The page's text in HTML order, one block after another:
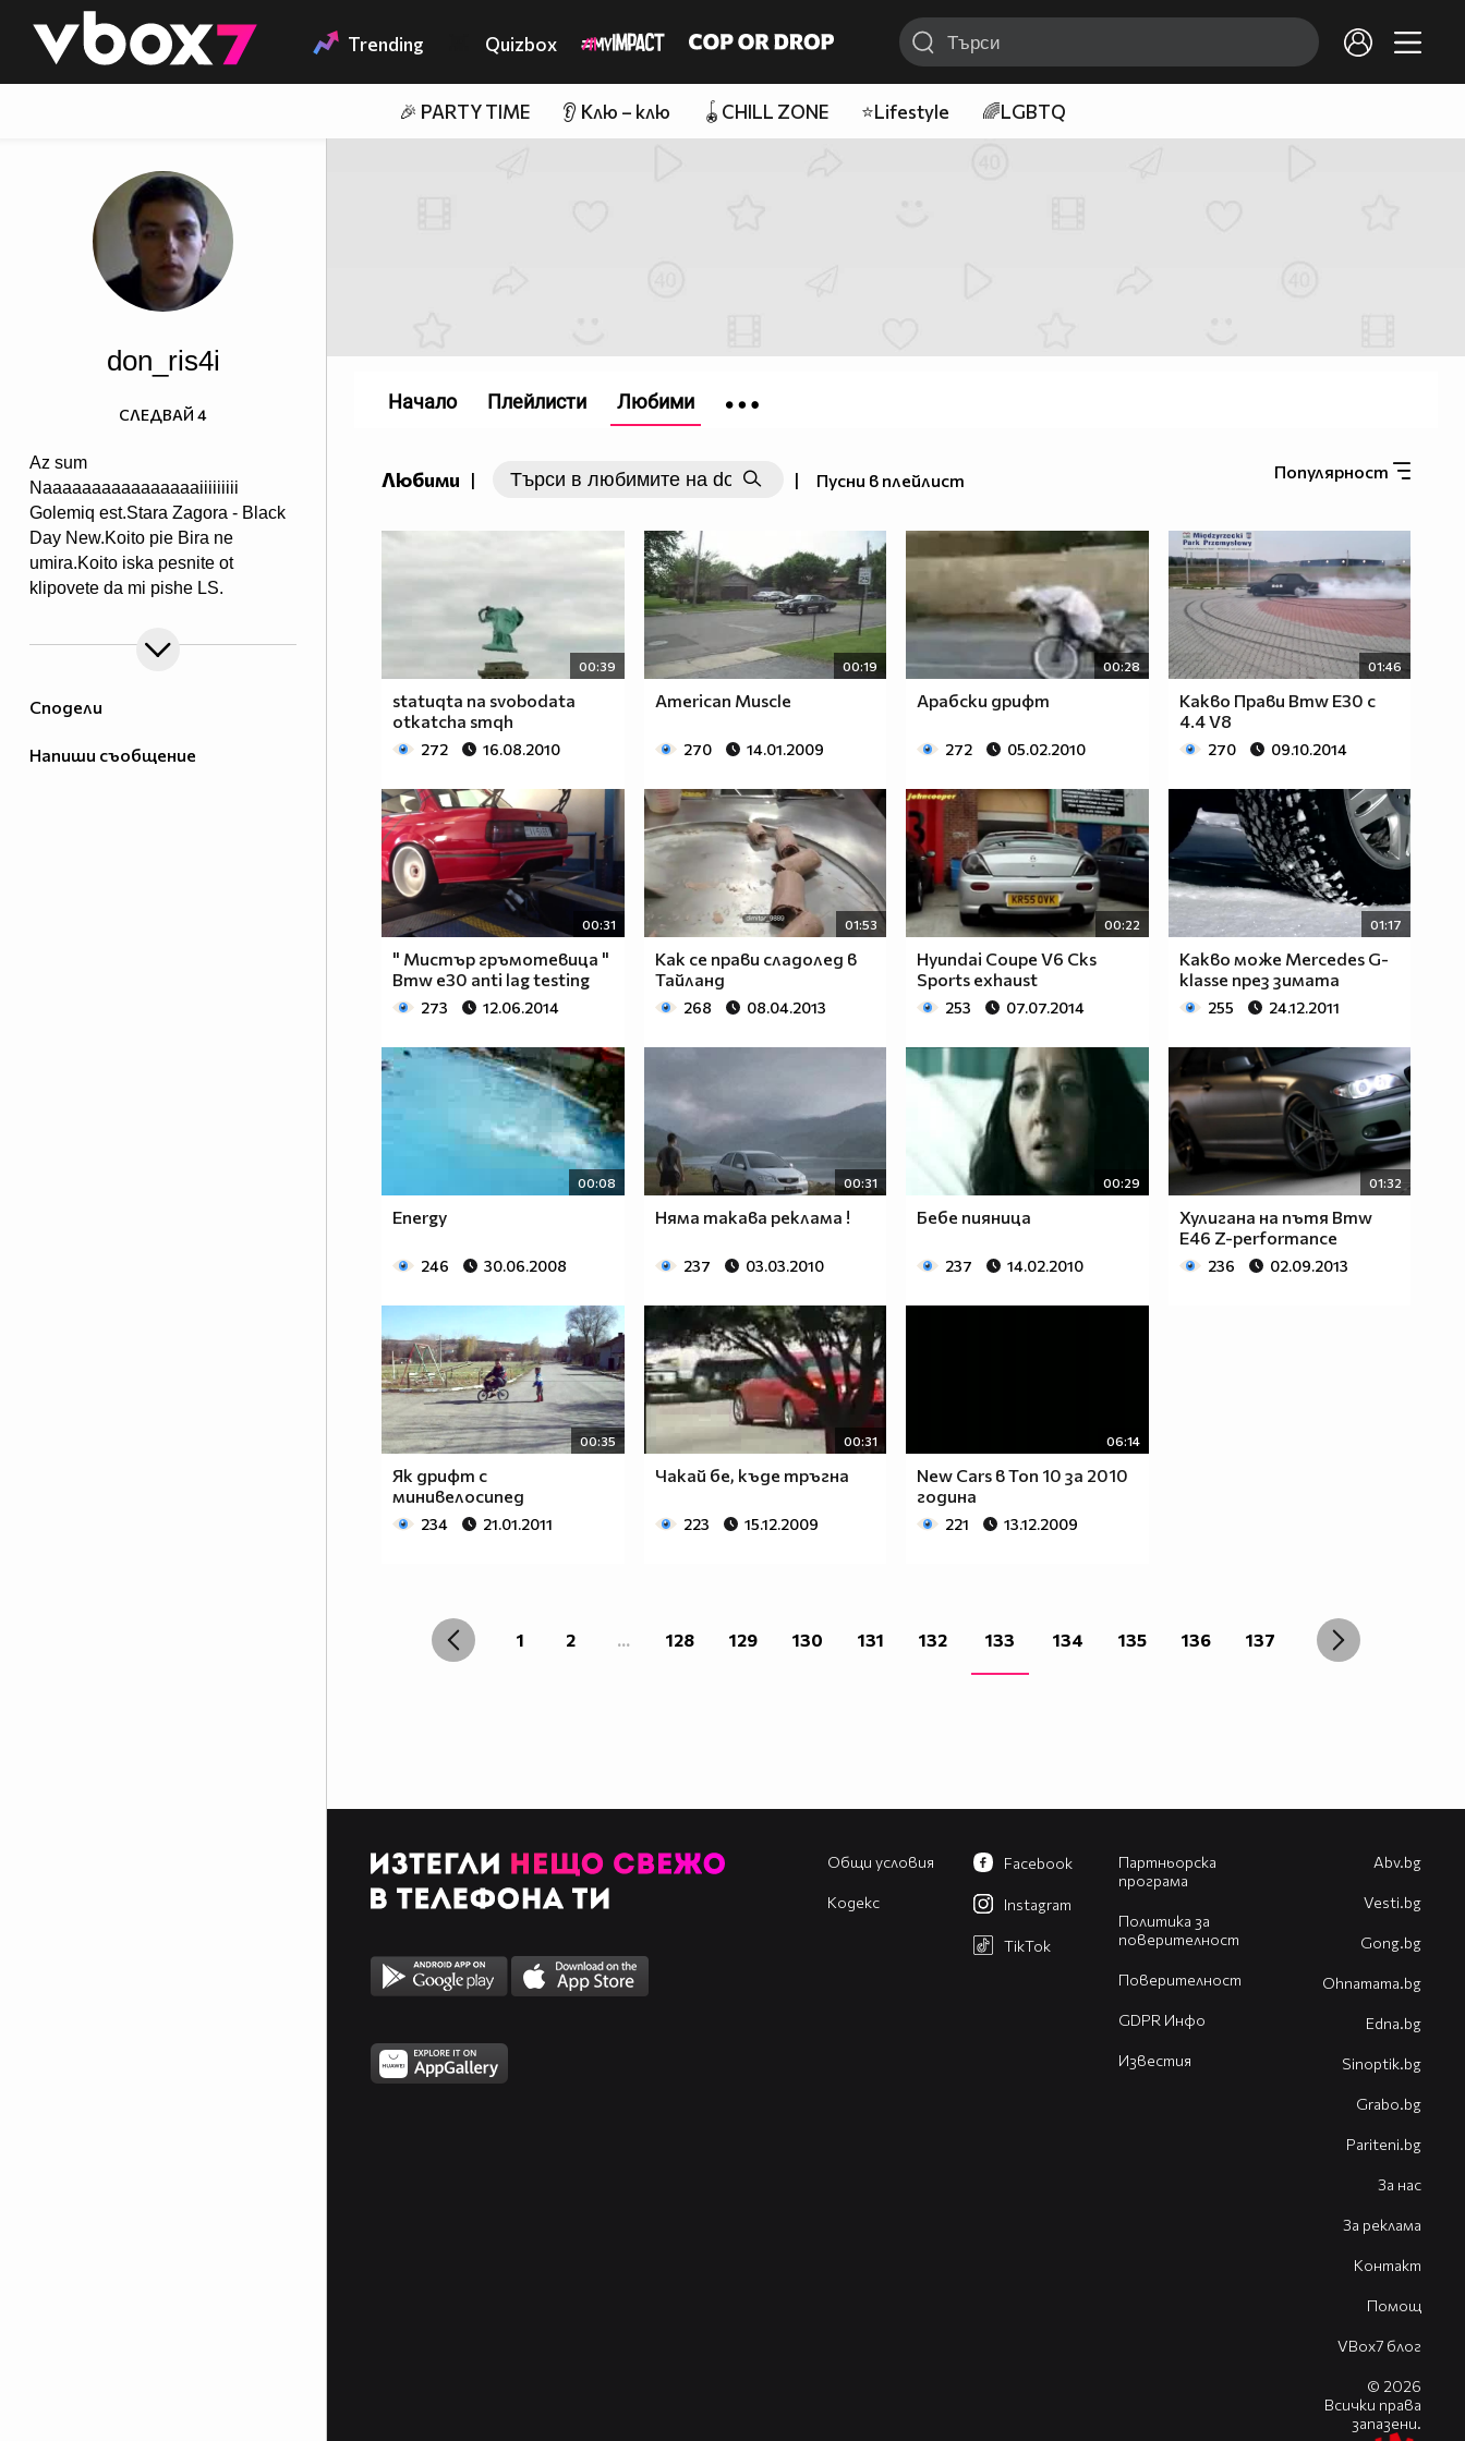
👾 Trending Quizbox
🎉 PARTY TIME 👂 Клю – клю 🪀CHILL ZONE ⭐Lifestyle 🌈LGBTQ
Сподели
Напиши съобщение
don_ris4i
Az sum
Naaaaaaaaaaaaaaaaiiiiiiiii
Golemiq est.Stara Zagora - Black
Day New.Koito pie Bira ne
umira.Koito iska pesnite ot
klipovete da mi pishe LS.
СЛЕДВАЙ 4
Любими | | Пусни в плейлист Популярност
00:39
statuqta na svobodata
otkatcha smqh
272 16.08.2010
00:19
American Muscle
270 14.01.2009
00:28
Арабски дрифт
272 05.02.2010
01:46
Какво Прави Bmw E30 с
4.4 V8
270 09.10.2014
00:31
" Mистър гръмотевица "
Bmw e30 anti lag testing
273 12.06.2014
01:53
Как се прави сладолед в
Тайланд
268 08.04.2013
00:22
Hyundai Coupe V6 Cks
Sports exhaust
253 07.07.2014
01:17
Какво може Mercedes G-
klasse през зимата
255 24.12.2011
00:08
Energy
246 30.06.2008
00:31
Няма такава реклама !
237 03.03.2010
00:29
Бебе пияница
237 14.02.2010
01:32
Хулигана на пътя Bmw
E46 Z-performance
236 02.09.2013
00:35
Як дрифт с
минивелосипед
234 21.01.2011
00:31
Чакай бе, къде тръгна
223 15.12.2009
06:14
New Cars в Топ 10 за 2010
година
221 13.12.2009
1 2 ... 128 129 130 131 132 133 134 135 136 137
Начало Плейлисти Любими
Общи условия
Кодекс
Партньорска
програма
Политика за
поверителност
Поверителност
GDPR Инфо
Известия
Facebook
Instagram
TikTok
Abv.bg
Vesti.bg
Gong.bg
Оhnamama.bg
Edna.bg
Sinoptik.bg
Grabo.bg
Pariteni.bg
За нас
За реклама
Контакт
Помощ
VBox7 блог
© 2026
Всички права
запазени.